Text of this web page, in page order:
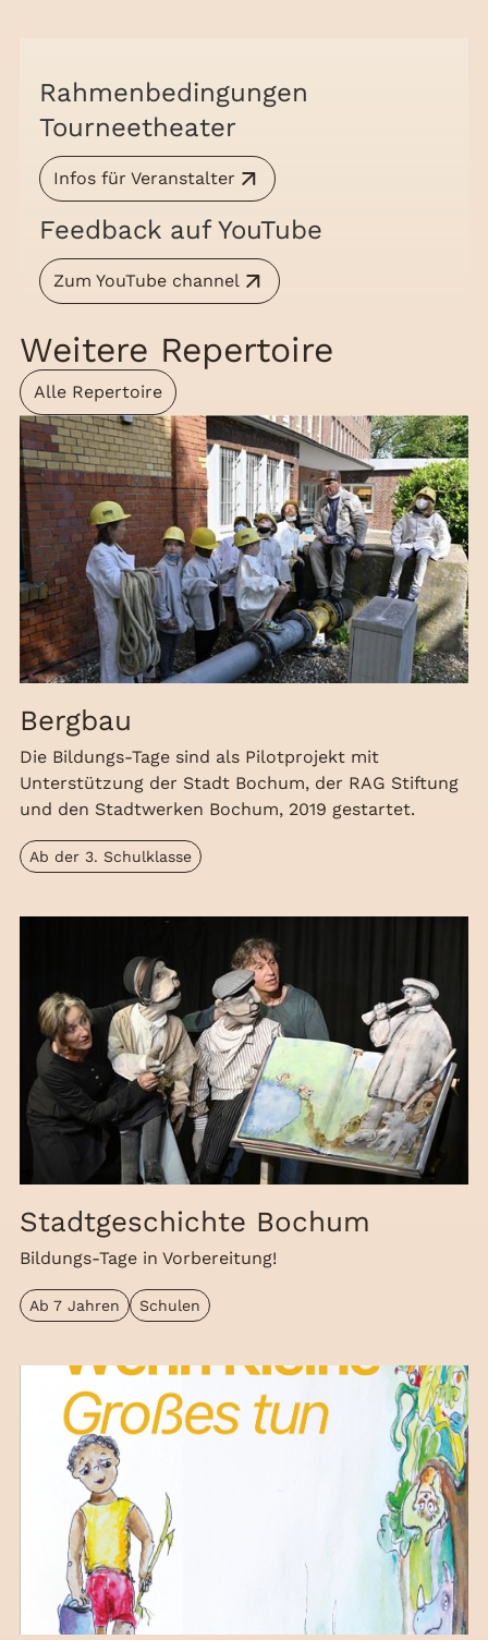
Rahmenbedingungen
Tourneetheater
Infos für Veranstalter
Feedback auf YouTube
Zum YouTube channel
Weitere Repertoire
Alle Repertoire
Bergbau
Die Bildungs-Tage sind als Pilotprojekt mit
Unterstützung der Stadt Bochum, der RAG Stiftung
und den Stadtwerken Bochum, 2019 gestartet.
Ab der 3. Schulklasse
Stadtgeschichte Bochum
Bildungs-Tage in Vorbereitung!
Ab 7 Jahren Schulen